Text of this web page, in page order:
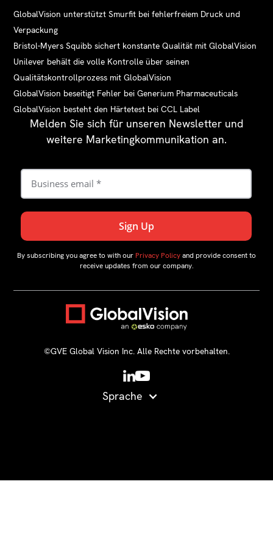
GlobalVision unterstützt Smurfit bei fehlerfreiem Druck und
Verpackung
Bristol-Myers Squibb sichert konstante Qualität mit GlobalVision
Unilever behält die volle Kontrolle über seinen
Qualitätskontrollprozess mit GlobalVision
GlobalVision beseitigt Fehler bei Generium Pharmaceuticals
GlobalVision besteht den Härtetest bei CCL Label
Melden Sie sich für unseren Newsletter und
weitere Marketingkommunikation an.
By subscribing you agree to with our Privacy Policyand provide consent to
receive updates from our company.
©GVE Global Vision Inc. Alle Rechte vorbehalten.
Sprache